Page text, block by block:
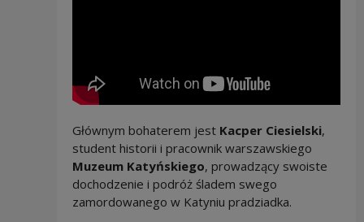
Głównym bohaterem jest Kacper Ciesielski,
student historii i pracownik warszawskiego
Muzeum Katyńskiego, prowadzący swoiste
dochodzenie i podróż śladem swego
zamordowanego w Katyniu pradziadka.